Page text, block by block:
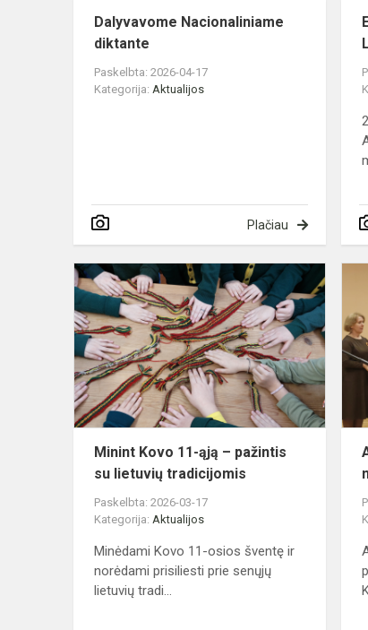
Dalyvavome Nacionaliniame
diktante
Paskelbta: 2026-04-17
Kategorija: Aktualijos
Plačiau
Kovo
11-
ąją
–
su
Minint Kovo 11-ąją – pažintis
su lietuvių tradicijomis
Paskelbta: 2026-03-17
Kategorija: Aktualijos
Minėdami Kovo 11-osios šventę ir
norėdami prisiliesti prie senųjų
lietuvių tradi...